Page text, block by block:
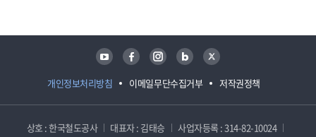
개인정보처리방침 이메일무단수집거부 저작권정책
유튜브 페이스북 인스타그램 블로그 트위터
상호 : 한국철도공사 대표자 : 김태승
사업자등록 : 314-82-10024